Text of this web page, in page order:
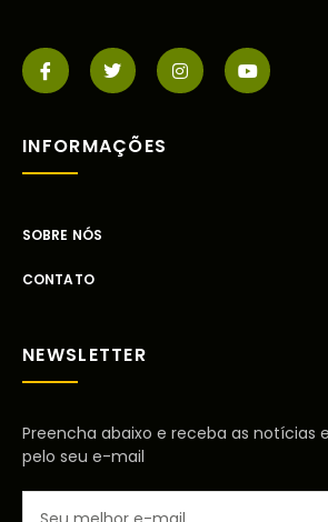
INFORMAÇÕES
SOBRE NÓS
CONTATO
NEWSLETTER
Preencha abaixo e receba as notícias
pelo seu e-mail